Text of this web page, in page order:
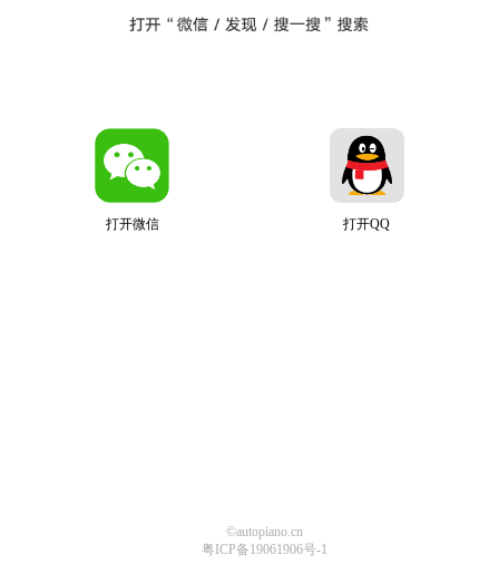
打开微信 打开QQ
©autopiano.cn
粤ICP备19061906号-1